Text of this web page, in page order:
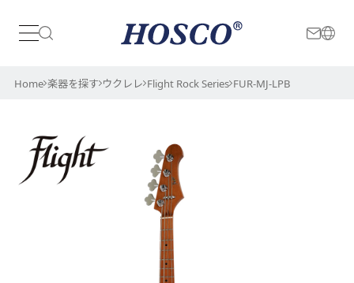
日本 International
Home 楽器を探す ウクレレ Flight Rock Series FUR-MJ-LPB